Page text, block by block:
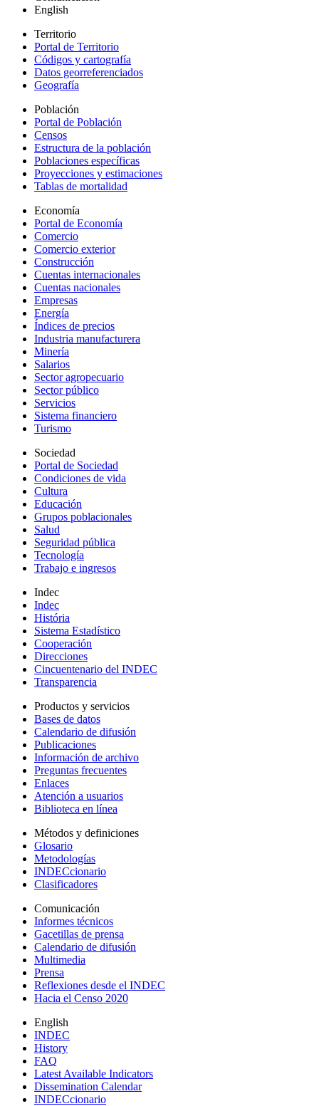
English
Territorio
Portal de Territorio
Códigos y cartografía
Datos georreferenciados
Geografía
Población
Portal de Población
Censos
Estructura de la población
Poblaciones específicas
Proyecciones y estimaciones
Tablas de mortalidad
Economía
Portal de Economía
Comercio
Comercio exterior
Construcción
Cuentas internacionales
Cuentas nacionales
Empresas
Energía
Índices de precios
Industria manufacturera
Minería
Salarios
Sector agropecuario
Sector público
Servicios
Sistema financiero
Turismo
Sociedad
Portal de Sociedad
Condiciones de vida
Cultura
Educación
Grupos poblacionales
Salud
Seguridad pública
Tecnología
Trabajo e ingresos
Indec
Indec
História
Sistema Estadístico
Cooperación
Direcciones
Cincuentenario del INDEC
Transparencia
Productos y servicios
Bases de datos
Calendario de difusión
Publicaciones
Información de archivo
Preguntas frecuentes
Enlaces
Atención a usuarios
Biblioteca en línea
Métodos y definiciones
Glosario
Metodologías
INDECcionario
Clasificadores
Comunicación
Informes técnicos
Gacetillas de prensa
Calendario de difusión
Multimedia
Prensa
Reflexiones desde el INDEC
Hacia el Censo 2020
English
INDEC
History
FAQ
Latest Available Indicators
Dissemination Calendar
INDECcionario